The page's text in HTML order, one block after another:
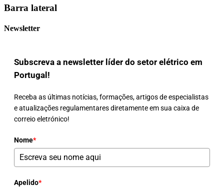
Barra lateral
Newsletter
Subscreva a newsletter líder do setor elétrico em
Portugal!
Receba as últimas notícias, formações, artigos de especialistas
e atualizações regulamentares diretamente em sua caixa de
correio eletrónico!
Nome*
Apelido*